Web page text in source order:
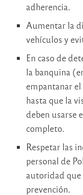
adherencia.
Aumentar la
vehículos y
En caso de
la banquina
empantanar
hasta que la
deben usarse
completo.
Respetar las
personal de
autoridad que
prevención.